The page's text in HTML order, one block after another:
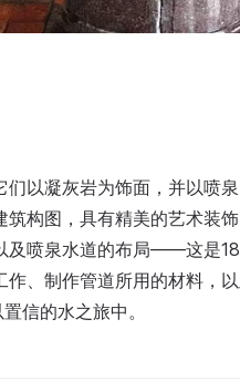
以凝灰岩为饰面，并以喷
构图，具有精美的艺术装
及喷泉水道的布局——这是
、制作管道所用的材料，
信的水之旅中。